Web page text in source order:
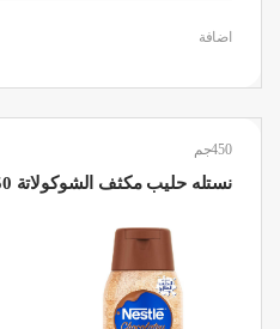
اضافة
450جم
نستله حليب مكثف الشوكولاتة 450جم